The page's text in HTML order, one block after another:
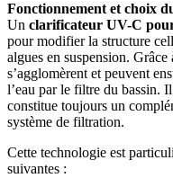
Fonctionnement et choix
Un clarificateur UV-C
pour modifier la structure
algues en suspension. Grâce
s’agglomèrent et peuvent
l’eau par le filtre du bassin.
constitue toujours un
système de filtration.
Cette technologie est
suivantes :